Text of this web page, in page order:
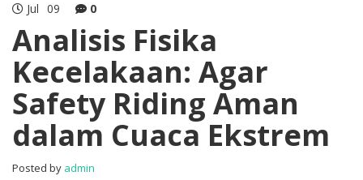
Jul 09 0
Analisis Fisika
Kecelakaan: Agar
Safety Riding Aman
dalam Cuaca Ekstrem
Posted by admin